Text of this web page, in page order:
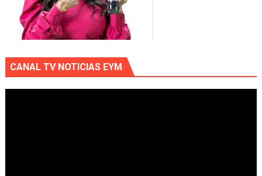
CANAL TV NOTICIAS EYM